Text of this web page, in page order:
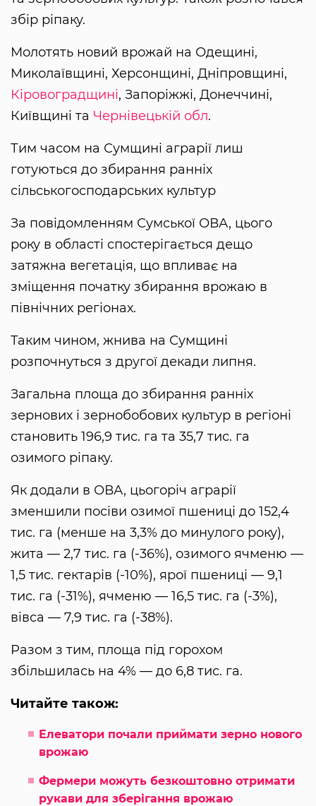
збір ріпаку.
Молотять новий врожай на Одещині,
Миколаївщині, Херсонщині, Дніпровщині,
Кіровоградщині, Запоріжжі, Донеччині,
Київщині та Чернівецькій обл.
Тим часом на Сумщині аграрії лиш
готуються до збирання ранніх
сільськогосподарських культур
За повідомленням Сумської ОВА, цього
року в області спостерігається дещо
затяжна вегетація, що впливає на
зміщення початку збирання врожаю в
північних регіонах.
Таким чином, жнива на Сумщині
розпочнуться з другої декади липня.
Загальна площа до збирання ранніх
зернових і зернобобових культур в регіоні
становить 196,9 тис. га та 35,7 тис. га
озимого ріпаку.
Як додали в ОВА, цьогоріч аграрії
зменшили посіви озимої пшениці до 152,4
тис. га (менше на 3,3% до минулого року),
жита — 2,7 тис. га (-36%), озимого ячменю —
1,5 тис. гектарів (-10%), ярої пшениці — 9,1
тис. га (-31%), ячменю — 16,5 тис. га (-3%),
вівса — 7,9 тис. га (-38%).
Разом з тим, площа під горохом
збільшилась на 4% — до 6,8 тис. га.
Читайте також:
Елеватори почали приймати зерно нового
врожаю
Фермери можуть безкоштовно отримати
рукави для зберігання врожаю